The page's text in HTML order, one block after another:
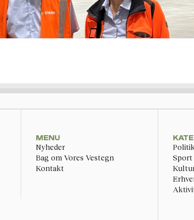
MENU
Nyheder
Bag om Vores Vestegn
Kontakt
Politik
Sport